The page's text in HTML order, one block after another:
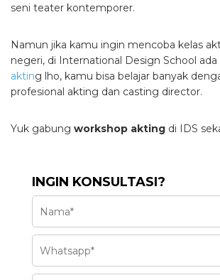
seni teater kontemporer.
Namun jika kamu ingin mencoba kelas
negeri, di International Design School ada
akting lho, kamu bisa belajar banyak
profesional akting dan casting director.
Yuk gabung workshop akting di IDS
INGIN KONSULTASI?